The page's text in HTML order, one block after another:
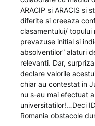
ARACIP si ARACIS si
diferite si creeaza
clasamentului/ topului
prevazuse initial si
absolventilor” alaturi
relevanti. Dar,
declare valorile
chiar au contestat in
nu s-au mai efectuat
universitatilor!…Deci
Romania obstacole